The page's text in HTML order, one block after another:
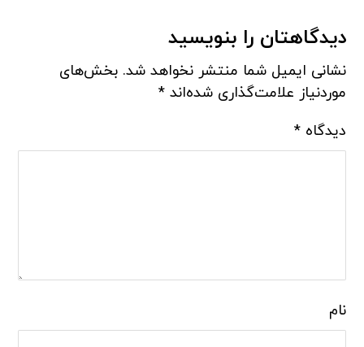
دیدگاهتان را بنویسید
نشانی ایمیل شما منتشر نخواهد شد. بخش‌های
موردنیاز علامت‌گذاری شده‌اند*
دیدگاه*
نام